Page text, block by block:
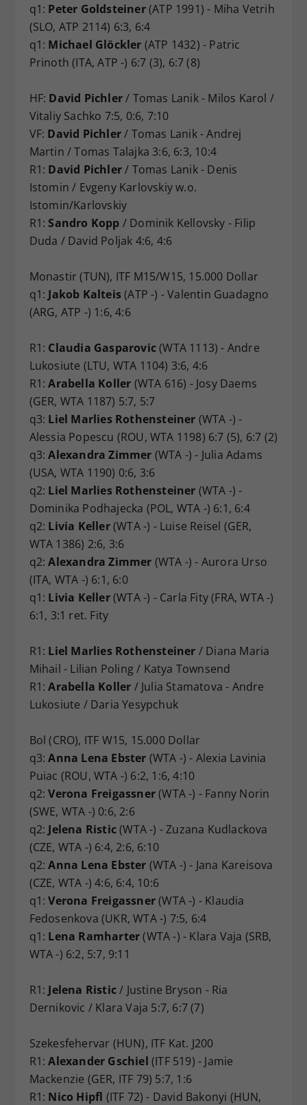
q1: Peter Goldsteiner(ATP 1991) - Miha Vetrih
(SLO, ATP 2114) 6:3, 6:4
q1: Michael Glöckler (ATP 1432) - Patric
Prinoth (ITA, ATP -) 6:7 (3), 6:7 (8)
HF: David Pichler/ Tomas Lanik - Milos Karol /
Vitaliy Sachko 7:5, 0:6, 7:10
VF: David Pichler/ Tomas Lanik - Andrej
Martin / Tomas Talajka 3:6, 6:3, 10:4
R1: David Pichler/ Tomas Lanik - Denis
Istomin / Evgeny Karlovskiy w.o.
Istomin/Karlovskiy
R1:Sandro Kopp / Dominik Kellovsky - Filip
Duda / David Poljak 4:6, 4:6
Monastir (TUN), ITF M15/W15, 15.000 Dollar
q1: Jakob Kalteis(ATP -) - Valentin Guadagno
(ARG, ATP -) 1:6, 4:6
R1: Claudia Gasparovic(WTA 1113) - Andre
Lukosiute (LTU, WTA 1104) 3:6, 4:6
R1:Arabella Koller (WTA 616) - Josy Daems
(GER, WTA 1187) 5:7, 5:7
q3: Liel Marlies Rothensteiner (WTA -) -
Alessia Popescu (ROU, WTA 1198) 6:7 (5), 6:7 (2)
q3:Alexandra Zimmer (WTA -) - Julia Adams
(USA, WTA 1190) 0:6, 3:6
q2: Liel Marlies Rothensteiner (WTA -) -
Dominika Podhajecka (POL, WTA -) 6:1, 6:4
q2: Livia Keller(WTA -) - Luise Reisel (GER,
WTA 1386) 2:6, 3:6
q2:Alexandra Zimmer (WTA -) - Aurora Urso
(ITA, WTA -) 6:1, 6:0
q1: Livia Keller(WTA -) - Carla Fity (FRA, WTA -)
6:1, 3:1 ret. Fity
R1: Liel Marlies Rothensteiner / Diana Maria
Mihail - Lilian Poling / Katya Townsend
R1:Arabella Koller / Julia Stamatova - Andre
Lukosiute / Daria Yesypchuk
Bol (CRO), ITF W15, 15.000 Dollar
q3:Anna Lena Ebster (WTA -) - Alexia Lavinia
Puiac (ROU, WTA -) 6:2, 1:6, 4:10
q2:Verona Freigassner(WTA -) - Fanny Norin
(SWE, WTA -) 0:6, 2:6
q2: Jelena Ristic(WTA -) - Zuzana Kudlackova
(CZE, WTA -) 6:4, 2:6, 6:10
q2:Anna Lena Ebster (WTA -) - Jana Kareisova
(CZE, WTA -) 4:6, 6:4, 10:6
q1:Verona Freigassner(WTA -) - Klaudia
Fedosenkova (UKR, WTA -) 7:5, 6:4
q1: Lena Ramharter(WTA -) - Klara Vaja (SRB,
WTA -) 6:2, 5:7, 9:11
R1: Jelena Ristic/ Justine Bryson - Ria
Dernikovic / Klara Vaja 5:7, 6:7 (7)
Szekesfehervar (HUN), ITF Kat. J200
R1:Alexander Gschiel (ITF 519) - Jamie
Mackenzie (GER, ITF 79) 5:7, 1:6
R1: Nico Hipfl (ITF 72) - David Bakonyi (HUN,